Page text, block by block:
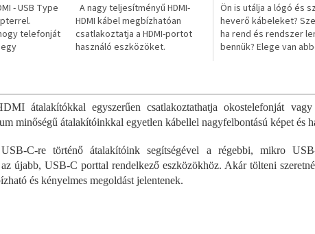
- USB Type
telefonját
A nagy teljesítményű HDMI-
HDMI kábel megbízhatóan
csatlakoztatja a HDMI-portot
használó eszközöket.
Ön is utálja a lógó és
heverő kábeleket?
ha rend és rendszer
bennük? Elege van
i
s
t
a
á
átalakítókkal egyszerűen csatlakoztathatja okostelefonját
minőségű átalakítóinkkal egyetlen kábellel nagyfelbontású képet és
C-re történő átalakítóink segítségével a régebbi, mikro
újabb, USB-C porttal rendelkező eszközökhöz. Akár tölteni
és kényelmes megoldást jelentenek.